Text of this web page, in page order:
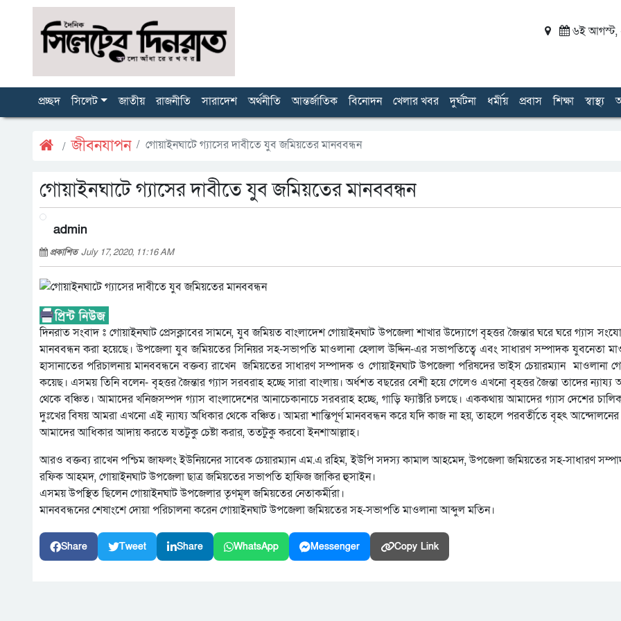
৬ই আগস্ট,
প্রচ্ছদ সিলেট জাতীয় রাজনীতি সারাদেশ অর্থনীতি আন্তর্জাতিক বিনোদন খেলার খবর দুর্ঘটনা ধর্মীয় প্রবাস শিক্ষা স্বাস্থ্য
জীবনযাপন গোয়াইনঘাটে গ্যাসের দাবীতে যুব জমিয়তের মানববন্ধন
গোয়াইনঘাটে গ্যাসের দাবীতে যুব জমিয়তের মানববন্ধন
admin
প্রকাশিতJuly 17, 2020, 11:16 AM
দিনরাত সংবাদ ঃ গোয়াইনঘাট প্রেসক্লাবের সামনে, যুব জমিয়ত বাংলাদেশ গোয়াইনঘাট উপজেলা শাখার উদ্যোগে বৃহত্তর জৈন্তার ঘরে ঘরে গ্যাস
মানববন্ধন করা হয়েছে। উপজেলা যুব জমিয়তের সিনিয়র সহ-সভাপতি মাওলানা হেলাল উদ্দিন-এর সভাপতিত্বে এবং সাধারণ সম্পাদক যুবনেতা
হাসানাতের পরিচালনায় মানববন্ধনে বক্তব্য রাখেন জমিয়তের সাধারণ সম্পাদক ও গোয়াইনঘাট উপজেলা পরিষদের ভাইস চেয়ারম্যান মাওলানা
কয়েছ। এসময় তিনি বলেন- বৃহত্তর জৈন্তার গ্যাস সরবরাহ হচ্ছে সারা বাংলায়। অর্ধশত বছরের বেশী হয়ে গেলেও এখনো বৃহত্তর জৈন্তা তাদের ন্যায্য
থেকে বঞ্চিত। আমাদের খনিজসম্পদ গ্যাস বাংলাদেশের আনাচেকানাচে সরবরাহ হচ্ছে, গাড়ি ফ্যাক্টরি চলছে। এককথায় আমাদের গ্যাস দেশের
দুঃখের বিষয় আমরা এখনো এই ন্যায্য অধিকার থেকে বঞ্চিত। আমরা শান্তিপূর্ণ মানববন্ধন করে যদি কাজ না হয়, তাহলে পরবর্তীতে বৃহৎ
আমাদের আধিকার আদায় করতে যতটুকু চেষ্টা করার, ততটুকু করবো ইনশাআল্লাহ।
আরও বক্তব্য রাখেন পশ্চিম জাফলং ইউনিয়নের সাবেক চেয়ারম্যান এম.এ রহিম, ইউপি সদস্য কামাল আহমেদ, উপজেলা জমিয়তের সহ-সাধারণ
রফিক আহমদ, গোয়াইনঘাট উপজেলা ছাত্র জমিয়তের সভাপতি হাফিজ জাকির হুসাইন।
এসময় উপস্থিত ছিলেন গোয়াইনঘাট উপজেলার তৃণমূল জমিয়তের নেতাকর্মীরা।
মানববন্ধনের শেষাংশে দোয়া পরিচালনা করেন গোয়াইনঘাট উপজেলা জমিয়তের সহ-সভাপতি মাওলানা আব্দুল মতিন।
Share Tweet Share WhatsApp Messenger Copy Link